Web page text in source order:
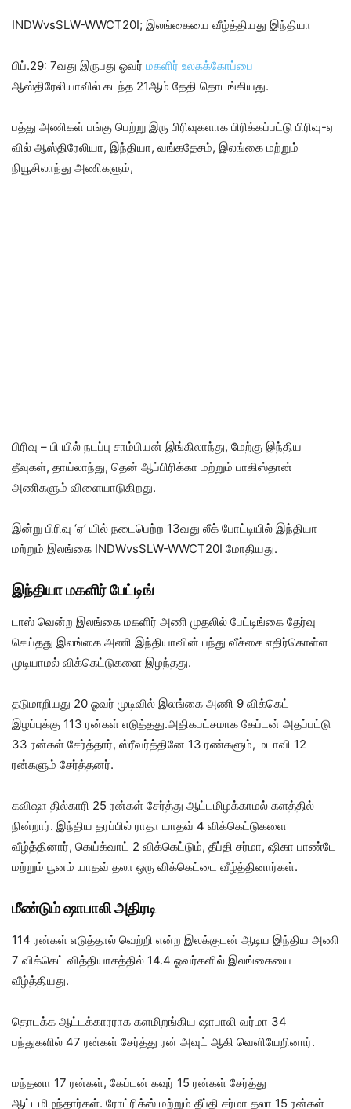
INDWvsSLW-WWCT20I; இலங்கையை வீழ்த்தியது இந்தியா
பிப்.29: 7வது இருபது ஓவர் மகளிர் உலகக்கோப்பை
ஆஸ்திரேலியாவில் கடந்த 21ஆம் தேதி தொடங்கியது.
பத்து அணிகள் பங்கு பெற்று இரு பிரிவுகளாக பிரிக்கப்பட்டு பிரிவு-ஏ
வில் ஆஸ்திரேலியா, இந்தியா, வங்கதேசம், இலங்கை மற்றும்
நியூசிலாந்து அணிகளும்,
பிரிவு – பி யில் நடப்பு சாம்பியன் இங்கிலாந்து, மேற்கு இந்திய
தீவுகள், தாய்லாந்து, தென் ஆப்பிரிக்கா மற்றும் பாகிஸ்தான்
அணிகளும் விளையாடுகிறது.
இன்று பிரிவு ‘ஏ’ யில் நடைபெற்ற 13வது லீக் போட்டியில் இந்தியா
மற்றும் இலங்கை INDWvsSLW-WWCT20I மோதியது.
இந்தியா மகளிர் பேட்டிங்
டாஸ் வென்ற இலங்கை மகளிர் அணி முதலில் பேட்டிங்கை தேர்வு
செய்தது இலங்கை அணி இந்தியாவின் பந்து வீச்சை எதிர்கொள்ள
முடியாமல் விக்கெட்டுகளை இழந்தது.
தடுமாறியது 20 ஓவர் முடிவில் இலங்கை அணி 9 விக்கெட்
இழப்புக்கு 113 ரன்கள் எடுத்தது.அதிகபட்சமாக கேப்டன் அதப்பட்டு
33 ரன்கள் சேர்த்தார், ஸ்ரீவர்த்தினே 13 ரண்களும், மடாவி 12
ரன்களும் சேர்த்தனர்.
கவிஷா தில்காரி 25 ரன்கள் சேர்த்து ஆட்டமிழக்காமல் களத்தில்
நின்றார். இந்திய தரப்பில் ராதா யாதவ் 4 விக்கெட்டுகளை
வீழ்த்தினார், கெய்க்வாட் 2 விக்கெட்டும், தீப்தி சர்மா, ஷிகா பாண்டே
மற்றும் பூனம் யாதவ் தலா ஒரு விக்கெட்டை வீழ்த்தினார்கள்.
மீண்டும் ஷாபாலி அதிரடி
114 ரன்கள் எடுத்தால் வெற்றி என்ற இலக்குடன் ஆடிய இந்திய அணி
7 விக்கெட் வித்தியாசத்தில் 14.4 ஓவர்களில் இலங்கையை
வீழ்த்தியது.
தொடக்க ஆட்டக்காரராக களமிறங்கிய ஷாபாலி வர்மா 34
பந்துகளில் 47 ரன்கள் சேர்த்து ரன் அவுட் ஆகி வெளியேறினார்.
மந்தனா 17 ரன்கள், கேப்டன் கவுர் 15 ரன்கள் சேர்த்து
ஆட்டமிழந்தார்கள். ரோட்ரிக்ஸ் மற்றும் தீப்தி சர்மா தலா 15 ரன்கள்